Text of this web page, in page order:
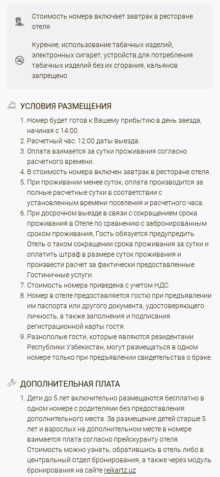
Стоимость номера включает завтрак в ресторане
отеля
Курение, использование табачных изделий,
электронных сигарет, устройств для потребления
табачных изделий без их сгорания, кальянов
запрещено
УСЛОВИЯ РАЗМЕЩЕНИЯ
Номер будет готов к Вашему прибытию в день заезда,
начиная с 14:00.
Расчетный час: 12:00 даты выезда.
Оплата взимается за сутки проживания согласно
расчетного времени.
В стоимость номера включен завтрак в ресторане отеля.
При проживании менее суток, оплата производится за
полные расчетные сутки в соответствии с
установленным времени поселения и расчетного часа.
При досрочном выезде в связи с сокращением срока
проживания в Отеле по сравнению с забронированным
сроком проживания, Гость обязуется предупредить
Отель о таком сокращении срока проживания за сутки и
оплатить штраф в размере суток проживания и
произвести расчет за фактически предоставленные
Гостиничные услуги.
Стоимость номера приведена с учетом НДС.
Номер в отеле предоставляется гостю при предъявлении
им паспорта или другого документа, удостоверяющего
личность, а также заполнения и подписания
регистрационной карты гостя.
Разнополые гости, которые являются резидентами
Республики Узбекистан, могут размещаться в одном
номере только при предъявлении свидетельства о браке.
ДОПОЛНИТЕЛЬНАЯ ПЛАТА
Дети до 5 лет включительно размещаются бесплатно в
одном номере с родителями без предоставления
дополнительного места. За размещение детей старше 5
лет и взрослых на дополнительном месте в номере
взимается плата согласно прейскуранту отеля.
Стоимость можно узнать, обратившись в отель либо в
центральный отдел бронирования, а также через модуль
бронирования на сайте reikartz.uz